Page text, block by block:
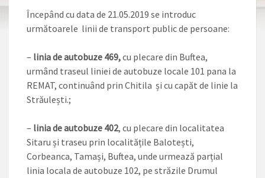
Începând cu data de 21.05.2019 se introduc
următoarele linii de transport public de persoane:
– linia de autobuze 469,cu plecare din Buftea,
urmând traseul liniei de autobuze locale 101 pana la
REMAT, continuând prin Chitila și cu capăt de linie la
Străulești.;
– linia de autobuze 402, cu plecare din localitatea
Sitaru și traseu prin localitățile Balotești,
Corbeanca, Tamași, Buftea, unde urmează parțial
linia locala de autobuze 102, pe străzile Drumul